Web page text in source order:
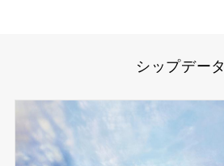
シップデータ